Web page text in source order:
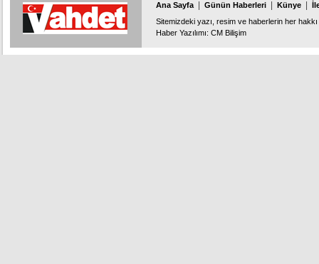
Ana Sayfa Günün Haberleri Künye
Sitemizdeki yazı, resim ve haberlerin her
Haber Yazılımı: CM Bilişim